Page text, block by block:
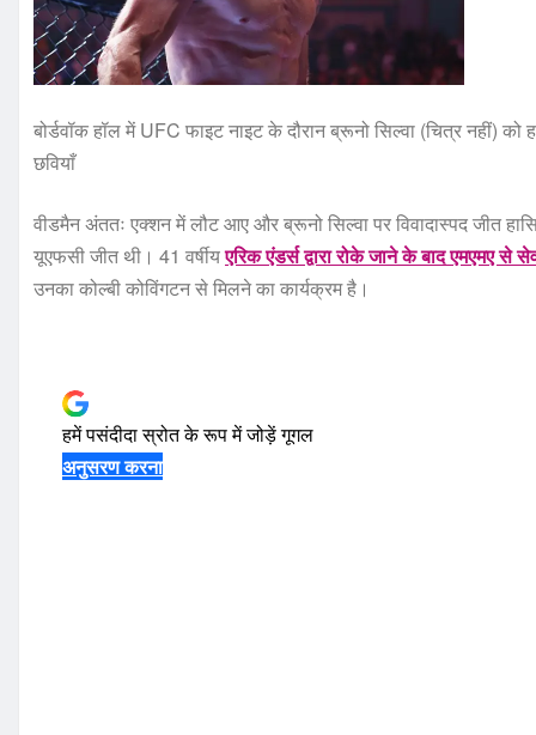
बोर्डवॉक हॉल में UFC फाइट नाइट के दौरान ब्रूनो सिल्वा (चित्र नहीं)
छवियाँ
वीडमैन अंततः एक्शन में लौट आए और ब्रूनो सिल्वा पर विवादास्पद जीत
यूएफसी जीत थी। 41 वर्षीयएरिक एंडर्स द्वारा रोके जाने के बाद एमएमए से
उनका कोल्बी कोविंगटन से मिलने का कार्यक्रम है।
हमें पसंदीदा स्रोत के रूप में जोड़ेंगूगल
अनुसरण करना